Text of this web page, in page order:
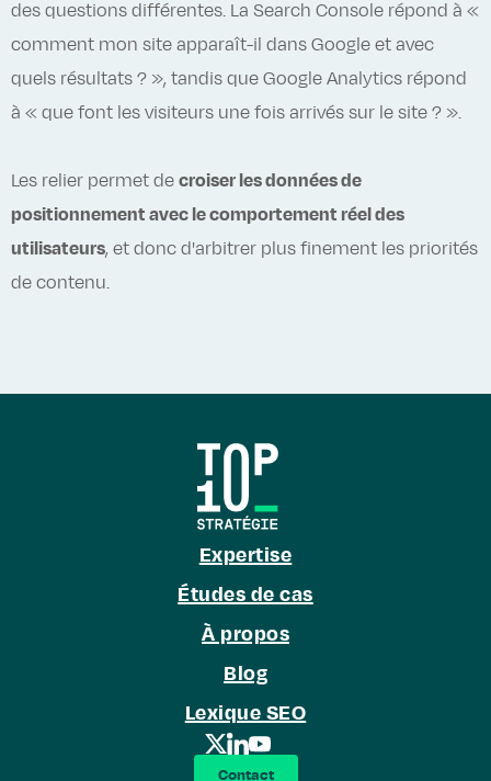
des questions différentes. La Search Console répond à «
comment mon site apparaît-il dans Google et avec
quels résultats ? », tandis que Google Analytics répond
à « que font les visiteurs une fois arrivés sur le site ? ».
Les relier permet de croiser les données de
positionnement avec le comportement réel des
utilisateurs, et donc d'arbitrer plus finement les priorités
de contenu.
Expertise
Études de cas
À propos
Blog
Lexique SEO
Contact